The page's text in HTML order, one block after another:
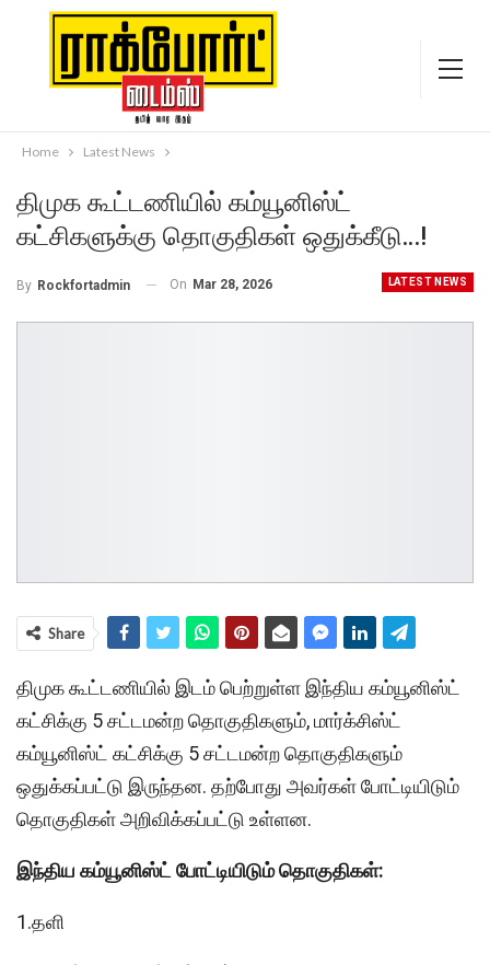
Home Latest News
திமுக கூட்டணியில் கம்யூனிஸ்ட்
கட்சிகளுக்கு தொகுதிகள் ஒதுக்கீடு…!
LATEST NEWS
By Rockfortadmin On Mar 28, 2026
Share
திமுக கூட்டணியில் இடம் பெற்றுள்ள இந்திய கம்யூனிஸ்ட்
கட்சிக்கு 5 சட்டமன்ற தொகுதிகளும், மார்க்சிஸ்ட்
கம்யூனிஸ்ட் கட்சிக்கு 5 சட்டமன்ற தொகுதிகளும்
ஒதுக்கப்பட்டு இருந்தன. தற்போது அவர்கள் போட்டியிடும்
தொகுதிகள் அறிவிக்கப்பட்டு உள்ளன.
இந்திய கம்யூனிஸ்ட் போட்டியிடும் தொகுதிகள்:
1.தளி